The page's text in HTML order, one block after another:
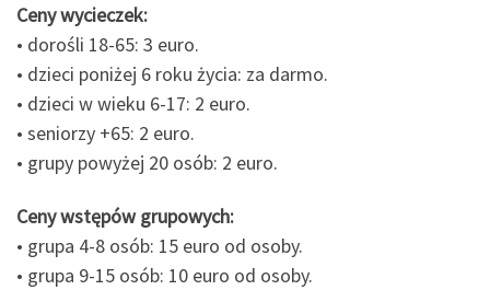
Ceny wycieczek:
• dorośli 18-65: 3 euro.
• dzieci poniżej 6 roku życia: za darmo.
• dzieci w wieku 6-17: 2 euro.
• seniorzy +65: 2 euro.
• grupy powyżej 20 osób: 2 euro.
Ceny wstępów grupowych:
• grupa 4-8 osób: 15 euro od osoby.
• grupa 9-15 osób: 10 euro od osoby.